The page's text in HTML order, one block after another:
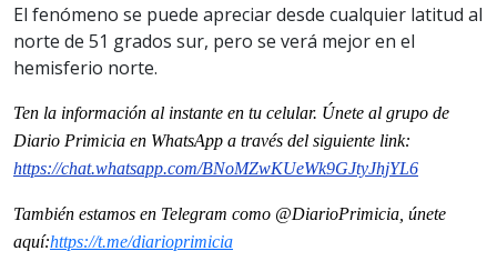
El fenómeno se puede apreciar desde cualquier latitud al
norte de 51 grados sur, pero se verá mejor en el
hemisferio norte.
Ten la información al instante en tu celular. Únete al grupo de
Diario Primicia en WhatsApp a través del siguiente link:
https://chat.whatsapp.com/BNoMZwKUeWk9GJtyJhjYL6
También estamos en Telegram como @DiarioPrimicia, únete
aquí:https://t.me/diarioprimicia